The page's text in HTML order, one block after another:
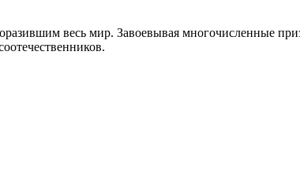
весь мир. Завоевывая многочисленные